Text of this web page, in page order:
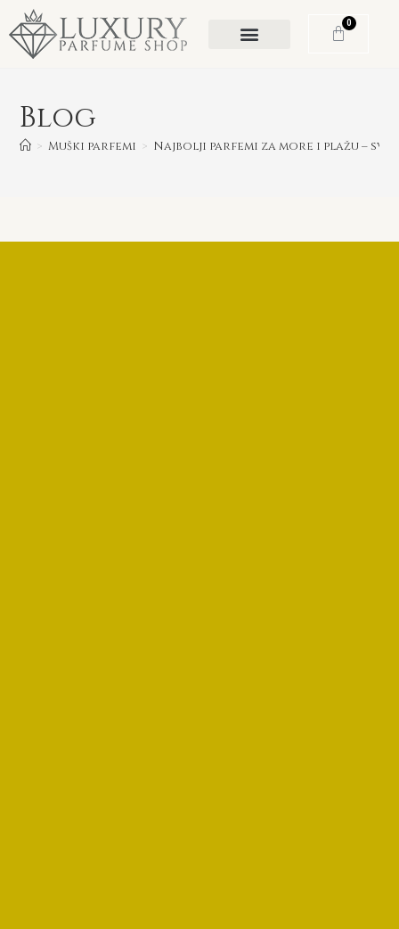
0
Blog
> Muški parfemi > Najbolji parfemi za more i plažu –